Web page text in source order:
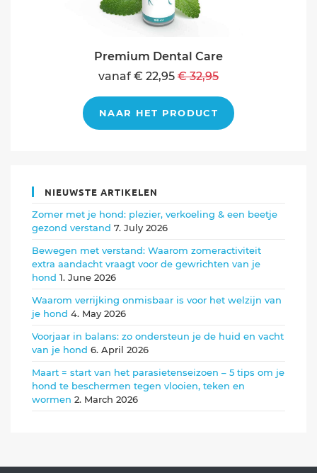
Premium Dental Care
vanaf € 22,95 € 32,95
NAAR HET PRODUCT
NIEUWSTE ARTIKELEN
Zomer met je hond: plezier, verkoeling & een beetje
gezond verstand 7. July 2026
Bewegen met verstand: Waarom zomeractiviteit
extra aandacht vraagt voor de gewrichten van je
hond 1. June 2026
Waarom verrijking onmisbaar is voor het welzijn van
je hond 4. May 2026
Voorjaar in balans: zo ondersteun je de huid en vacht
van je hond 6. April 2026
Maart = start van het parasietenseizoen – 5 tips om je
hond te beschermen tegen vlooien, teken en
wormen 2. March 2026